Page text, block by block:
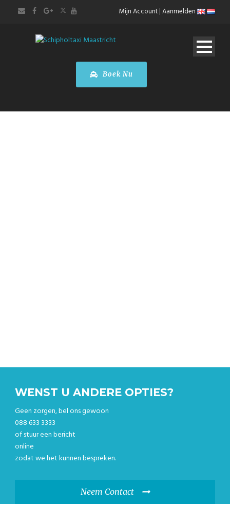
Mijn Account|Aanmelden
Boek Nu
WENST U ANDERE OPTIES?
Geen zorgen, bel ons gewoon
088 633 3333
of stuur een bericht
online
zodat we het kunnen bespreken.
Neem Contact